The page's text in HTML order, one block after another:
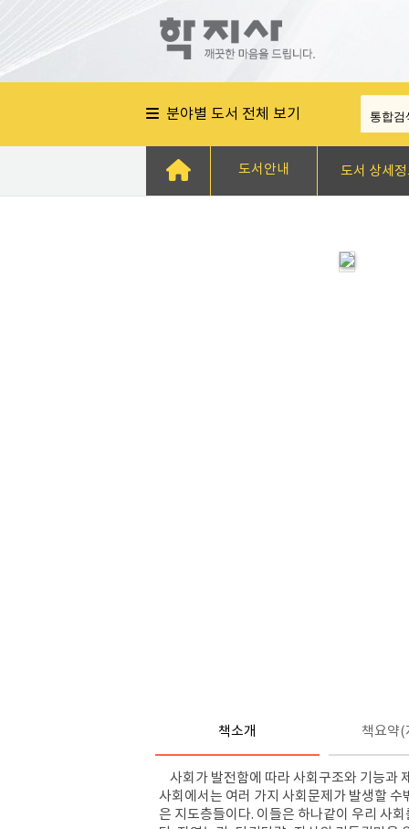
분야별 도서 전체 보기
도서안내 도서 상세
책소개 책요약(
사회가 발전함에 따라 사회구조와 기능과
사회에서는 여러 가지 사회문제가 발생할
은 지도층들이다. 이들은 하나같이 우리 사